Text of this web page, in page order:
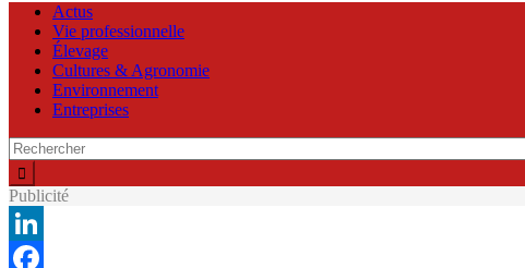
Actus
Vie professionnelle
Élevage
Cultures & Agronomie
Environnement
Entreprises
Publicité
LinkedIn